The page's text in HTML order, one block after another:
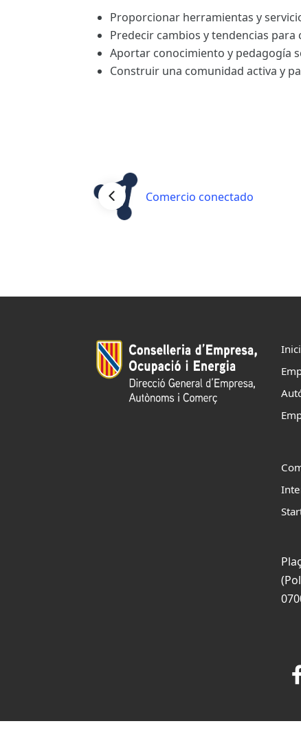
Proporcionar herramientas y
Predecir cambios y tendencias
Aportar conocimiento y pedagogía
Construir una comunidad activa y
Comercio conectado